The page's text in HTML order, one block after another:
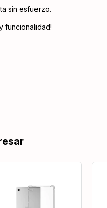
sin esfuerzo.
funcionalidad!